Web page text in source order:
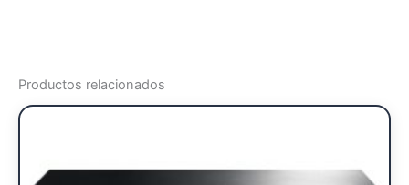
Productos relacionados